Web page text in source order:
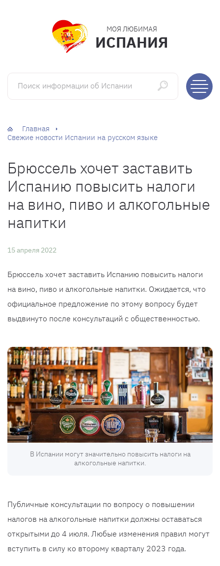
МОЯ ЛЮБИМАЯ
ИСПАНИЯ
Поиск информации об Испании
Главная
Свежие новости Испании на русском языке
Брюссель хочет заставить
Испанию повысить налоги
на вино, пиво и алкогольные
напитки
15 апреля 2022
Брюссель хочет заставить Испанию повысить налоги
на вино, пиво и алкогольные напитки. Ожидается, что
официальное предложение по этому вопросу будет
выдвинуто после консультаций с общественностью.
В Испании могут значительно повысить налоги на
алкогольные напитки.
Публичные консультации по вопросу о повышении
налогов на алкогольные напитки должны оставаться
открытыми до 4 июля. Любые изменения правил могут
вступить в силу ко второму кварталу 2023 года.